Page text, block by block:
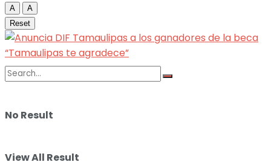
DEPORTES
No Result
View All Result
A
A
Reset